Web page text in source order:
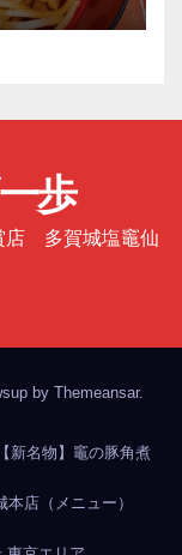
歩
店 多賀城塩竈仙
by Themeansar.
【新名物】竈の豚角煮
本店（メニュー）